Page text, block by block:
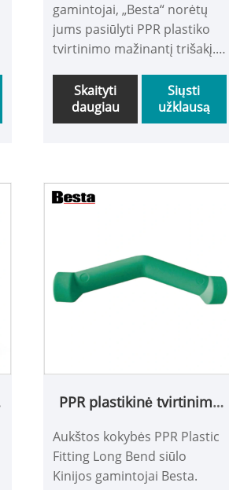
gamintojai, „Besta“ norėtų
jums pasiūlyti PPR plastiko
tvirtinimo mažinantį trišakį.
geriausią aptarnavimą po
pardavimo ir pristatymą
laiku. Mes naudojame 100%
metų.
Skaityti
daugiau
Siųsti
užklausą
PPR plastikinė tvirtinimo
Aukštos kokybės PPR Plastic
Fitting Long Bend siūlo
Kinijos gamintojai Besta.